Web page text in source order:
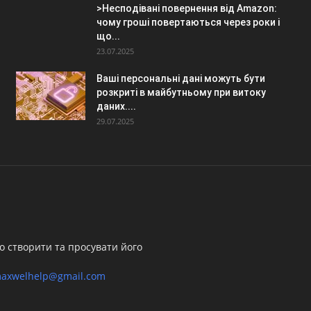
>Несподівані повернення від Amazon:
чому гроші повертаються через роки і
що...
23.07.2025
Ваші персональні дані можуть бути
розкриті в майбутньому при витоку
даних....
29.07.2025
створити та просувати його